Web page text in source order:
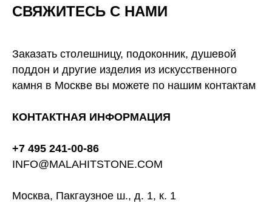
СВЯЖИТЕСЬ С НАМИ
Заказать столешницу, подоконник, душевой
поддон и другие изделия из искусственного
камня в Москве вы можете по нашим контактам
КОНТАКТНАЯ ИНФОРМАЦИЯ
+7 495 241-00-86
INFO@MALAHITSTONE.COM
Москва, Пакгаузное ш., д. 1, к. 1